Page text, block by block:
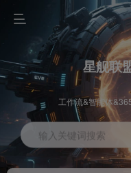
星舰联
工作流&智能体
输入关键词搜索